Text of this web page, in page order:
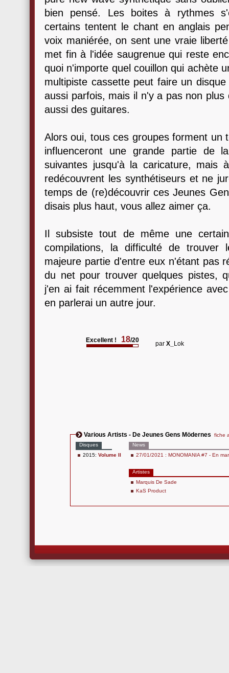
bien pensé. Les boites à rythmes
certains tentent le chant en anglais
voix maniérée, on sent une vraie
met fin à l'idée saugrenue qui reste
quoi n'importe quel couillon qui achète
multipiste cassette peut faire un
aussi parfois, mais il n'y a pas non
aussi des guitares.
Alors oui, tous ces groupes forment un
influenceront une grande partie de
suivantes jusqu'à la caricature, mais
redécouvrent les synthétiseurs et ne
temps de (re)découvrir ces Jeunes
disais plus haut, vous allez aimer ça.
Il subsiste tout de même une
compilations, la difficulté de
majeure partie d'entre eux n'étant pas
du net pour trouver quelques pistes,
j'en ai fait récemment l'expérience
en parlerai un autre jour.
Excellent ! 18/20 par X_ Lok
Various Artists - De Jeunes Gens Mödernes
fiche
Disques
2015: Volume II
News
27/01/2021 : MONOMANIA #7 - En
Artistes
Marquis De Sade
KaS Product